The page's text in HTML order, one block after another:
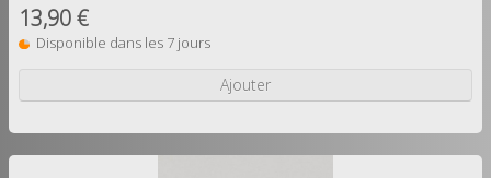
13,90 €
Disponible dans les 7 jours
Ajouter